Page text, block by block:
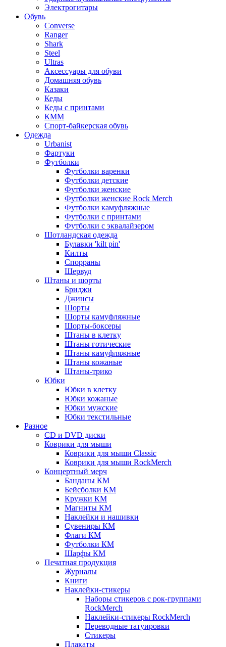
Электрогитары
Обувь
Converse
Ranger
Shark
Steel
Ultras
Аксессуары для обуви
Домашняя обувь
Казаки
Кеды
Кеды с принтами
КММ
Спорт-байкерская обувь
Одежда
Urbanist
Фартуки
Футболки
Футболки варенки
Футболки детские
Футболки женские
Футболки женские Rock Merch
Футболки камуфляжные
Футболки с принтами
Футболки с эквалайзером
Шотландская одежда
Булавки 'kilt pin'
Килты
Спорраны
Шервуд
Штаны и шорты
Бриджи
Джинсы
Шорты
Шорты камуфляжные
Шорты-боксеры
Штаны в клетку
Штаны готические
Штаны камуфляжные
Штаны кожаные
Штаны-трико
Юбки
Юбки в клетку
Юбки кожаные
Юбки мужские
Юбки текстильные
Разное
CD и DVD диски
Коврики для мыши
Коврики для мыши Classic
Коврики для мыши RockMerch
Концертный мерч
Банданы КМ
Бейсболки КМ
Кружки КМ
Магниты КМ
Наклейки и нашивки
Сувениры КМ
Флаги КМ
Футболки КМ
Шарфы КМ
Печатная продукция
Журналы
Книги
Наклейки-стикеры
Наборы стикеров с рок-группами
RockMerch
Наклейки-стикеры RockMerch
Переводные татуировки
Стикеры
Плакаты